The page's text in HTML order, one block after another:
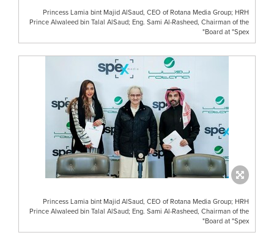
Princess Lamia bint Majid AlSaud, CEO of Rotana Media Group; HRH
Prince Alwaleed bin Talal AlSaud; Eng. Sami Al-Rasheed, Chairman of the
Board at "Spex"
Princess Lamia bint Majid AlSaud, CEO of Rotana Media Group; HRH
Prince Alwaleed bin Talal AlSaud; Eng. Sami Al-Rasheed, Chairman of the
Board at "Spex"